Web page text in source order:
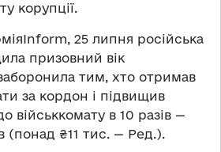
корупції.
25 липня російська
призовний вік
тим, хто отримав
за кордон і підвищив
військкомату в 10 разів —
(понад ₴11 тис. — Ред.).